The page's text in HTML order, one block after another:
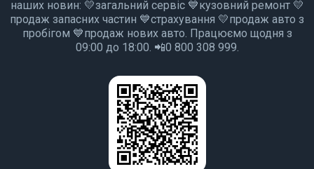
наших новин: 💛загальний сервіс 💙кузовний ремонт 💛
продаж запасних частин 💙страхування 💛продаж авто з
пробігом 💙продаж нових авто. Працюємо щодня з
09:00 до 18:00. 📲0 800 308 999.